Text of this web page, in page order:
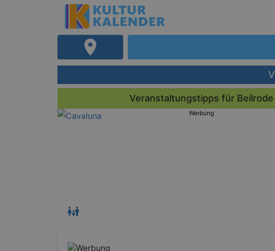
Veranstaltungstipps für Beilrode
Werbung